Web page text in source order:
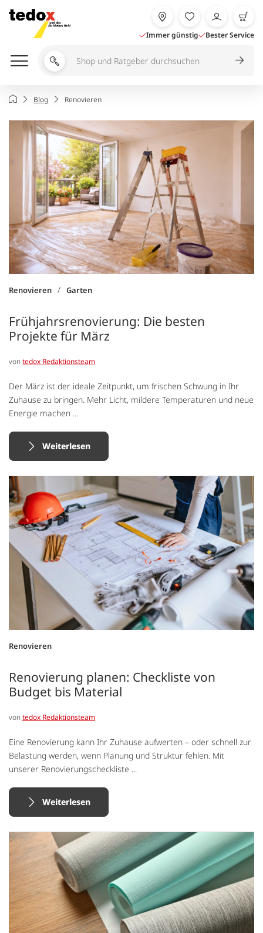
Inhalt
springen
Immer günstig Bester Service
Shop
Ratgeber
durchsuchen
Startseite
Blog Renovieren
Renovieren / Garten
Frühjahrsrenovierung: Die besten
Projekte für März
vontedox Redaktionsteam
Der März ist der ideale Zeitpunkt, um frischen Schwung in Ihr
Zuhause zu bringen. Mehr Licht, mildere Temperaturen und neue
Energie machen ...
Weiterlesen
Renovieren
Renovierung planen: Checkliste von
Budget bis Material
vontedox Redaktionsteam
Eine Renovierung kann Ihr Zuhause aufwerten – oder schnell zur
Belastung werden, wenn Planung und Struktur fehlen. Mit
unserer Renovierungscheckliste ...
Weiterlesen